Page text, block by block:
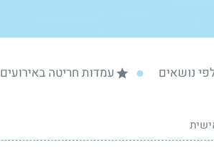
נושאים עמדות חריטה באירועים